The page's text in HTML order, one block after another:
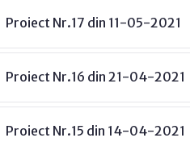
Proiect Nr.17 din 11-05-2021
Proiect Nr.16 din 21-04-2021
Proiect Nr.15 din 14-04-2021